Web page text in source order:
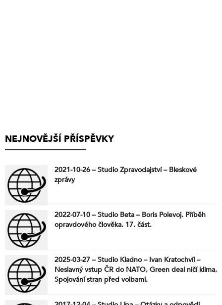
NEJNOVĚJŠÍ PŘÍSPĚVKY
2021-10-26 – Studio Zpravodajství – Bleskové
zprávy
2022-07-10 – Studio Beta – Boris Polevoj. Příběh
opravdového člověka. 17. část.
2025-03-27 – Studio Kladno – Ivan Kratochvíl –
Neslavný vstup ČR do NATO, Green deal ničí klima,
Spojování stran před volbami.